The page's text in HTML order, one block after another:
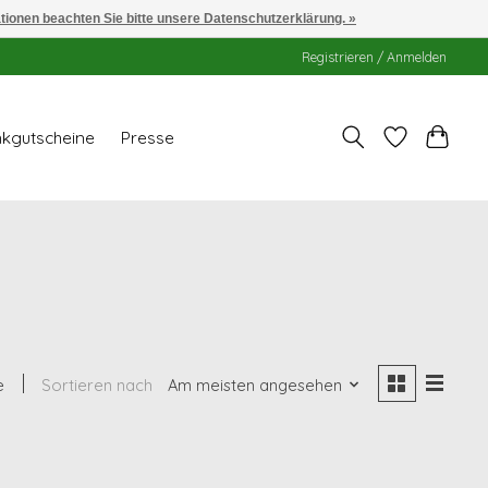
Registrieren / Anmelden
Presse
Sortieren nach Am meisten angesehen
beachten Sie bitte unsere Datenschutzerklärung. »